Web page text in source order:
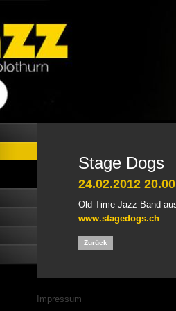
Stage Dogs
24.02.2012 20.00
Old Time Jazz Band
www.stagedogs.ch
Zurück
Navigation
Impressum